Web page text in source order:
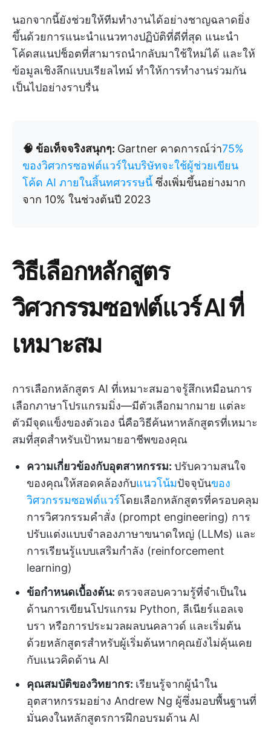
นอกจากนี้ยังช่วยให้ทีมทำงานได้อย่างชาญฉลาดยิ่ง
ขึ้นด้วยการแนะนำแนวทางปฏิบัติที่ดีที่สุด แนะนำ
โค้ดสแนปช็อตที่สามารถนำกลับมาใช้ใหม่ได้ และให้
ข้อมูลเชิงลึกแบบเรียลไทม์ ทำให้การทำงานร่วมกัน
เป็นไปอย่างราบรื่น
🧠 ข้อเท็จจริงสนุกๆ: Gartner คาดการณ์ว่า75%
ของวิศวกรซอฟต์แวร์ในบริษัทจะใช้ผู้ช่วยเขียน
โค้ด AI ภายในสิ้นทศวรรษนี้ ซึ่งเพิ่มขึ้นอย่างมาก
จาก 10% ในช่วงต้นปี 2023
วิธีเลือกหลักสูตร
วิศวกรรมซอฟต์แวร์ AI ที่
เหมาะสม
การเลือกหลักสูตร AI ที่เหมาะสมอาจรู้สึกเหมือนการ
เลือกภาษาโปรแกรมมิ่ง—มีตัวเลือกมากมาย แต่ละ
ตัวมีจุดแข็งของตัวเอง นี่คือวิธีค้นหาหลักสูตรที่เหมาะ
สมที่สุดสำหรับเป้าหมายอาชีพของคุณ
ความเกี่ยวข้องกับอุตสาหกรรม: ปรับความสนใจ
ของคุณให้สอดคล้องกับแนวโน้มปัจจุบันของ
วิศวกรรมซอฟต์แวร์โดยเลือกหลักสูตรที่ครอบคลุม
การวิศวกรรมคำสั่ง (prompt engineering) การ
ปรับแต่งแบบจำลองภาษาขนาดใหญ่ (LLMs) และ
การเรียนรู้แบบเสริมกำลัง (reinforcement
learning)
ข้อกำหนดเบื้องต้น: ตรวจสอบความรู้ที่จำเป็นใน
ด้านการเขียนโปรแกรม Python, ลีเนียร์แอลเจ
บรา หรือการประมวลผลบนคลาวด์ และเริ่มต้น
ด้วยหลักสูตรสำหรับผู้เริ่มต้นหากคุณยังไม่คุ้นเคย
กับแนวคิดด้าน AI
คุณสมบัติของวิทยากร: เรียนรู้จากผู้นำใน
อุตสาหกรรมอย่าง Andrew Ng ผู้ซึ่งมอบพื้นฐานที่
มั่นคงในหลักสูตรการฝึกอบรมด้าน AI